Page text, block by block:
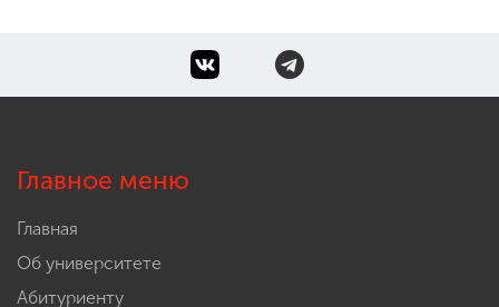
Главное меню
Главная
Об университете
Абитуриенту